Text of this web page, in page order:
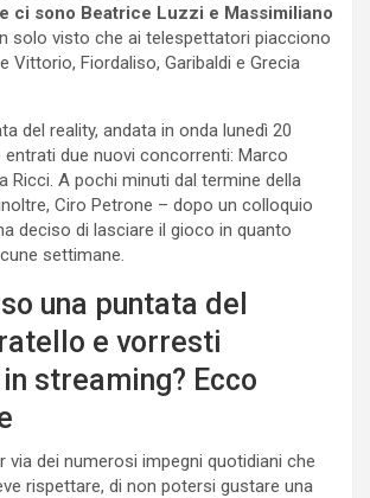
ci sono Beatrice Luzzi e Massimiliano
solo visto che ai telespettatori piacciono
Vittorio, Fiordaliso, Garibaldi e Grecia
del reality, andata in onda lunedì 20
due nuovi concorrenti: Marco
Ricci. A pochi minuti dal termine della
Ciro Petrone – dopo un colloquio
deciso di lasciare il gioco in quanto
settimane.
una puntata del
e vorresti
streaming? Ecco
via dei numerosi impegni quotidiani che
rispettare, di non potersi gustare una